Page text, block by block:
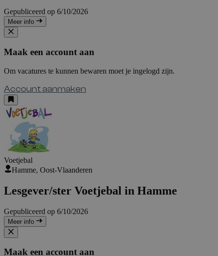
Gepubliceerd op 6/10/2026
Meer info
Maak een account aan
Om vacatures te kunnen bewaren moet je ingelogd zijn.
Account aanmaken
Voetjebal
Hamme, Oost-Vlaanderen
Lesgever/ster Voetjebal in Hamme
Gepubliceerd op 6/10/2026
Meer info
Maak een account aan